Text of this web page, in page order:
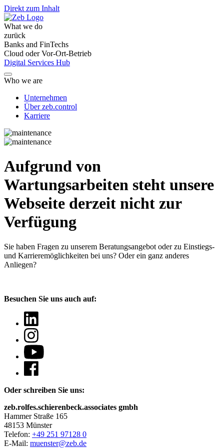
Direkt zum Inhalt
What we do
zurück
Banks and FinTechs
Cloud oder Vor-Ort-Betrieb
Digital Services Hub
Who we are
Unternehmen
Über zeb.control
Karriere
Aufgrund von
Wartungsarbeiten steht unsere
Webseite derzeit nicht zur
Verfügung
Sie haben Fragen zu unserem Beratungsangebot oder zu Einstiegs-
und Karrieremöglichkeiten bei uns? Oder ein ganz anderes
Anliegen?
Besuchen Sie uns auch auf:
Oder schreiben Sie uns:
zeb.rolfes.schierenbeck.associates gmbh
Hammer Straße 165
48153 Münster
Telefon: +49 251 97128 0
E-Mail: muenster@zeb.de